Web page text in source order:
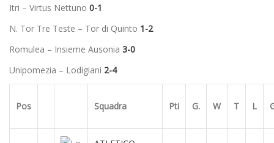
Itri – Virtus Nettuno 0-1
N. Tor Tre Teste – Tor di Quinto 1-2
Romulea – Insieme Ausonia 3-0
Unipomezia – Lodigiani 2-4
Pos Squadra Pti G. W T L